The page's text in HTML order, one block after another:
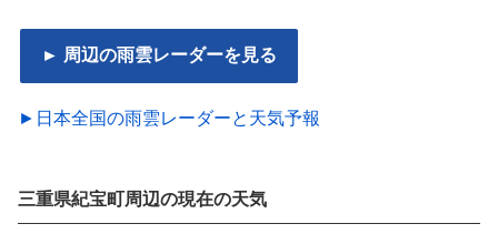
► 周辺の雨雲レーダーを見る
►日本全国の雨雲レーダーと天気予報
三重県紀宝町周辺の現在の天気